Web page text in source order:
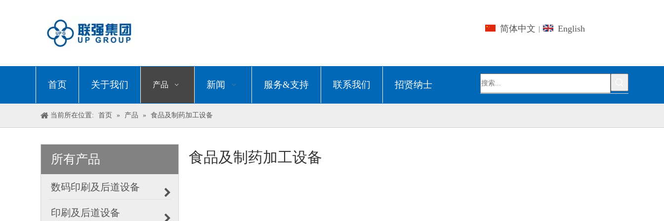
简体中文 | English
首页 关于我们 产品 新闻 服务&支持 联系我们 招贤纳士
当前所在位置: 首页 » 产品 » 食品及制药加工设备
所有产品
数码印刷及后道设备
印刷及后道设备
食品及制药加工设备